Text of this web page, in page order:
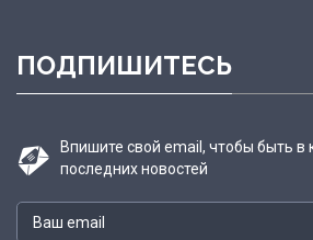
ПОДПИШИТЕСЬ
Впишите свой email, чтобы быть в
последних новостей